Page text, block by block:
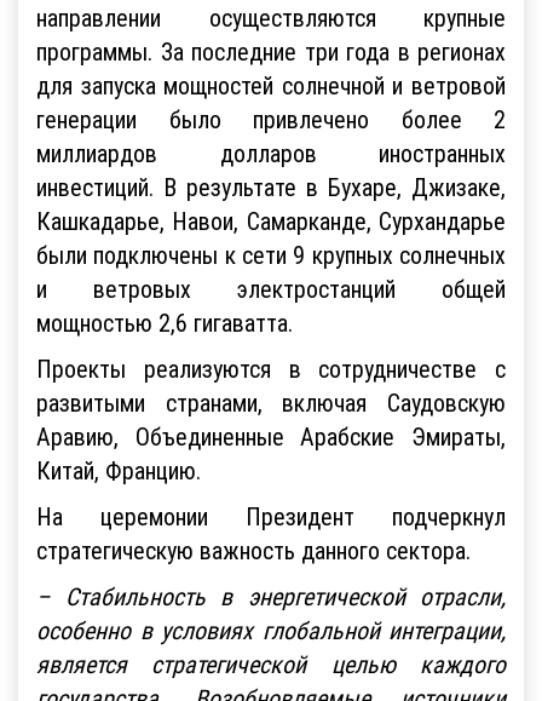
направлении осуществляются крупные
программы. За последние три года в регионах
для запуска мощностей солнечной и ветровой
генерации было привлечено более 2
миллиардов долларов иностранных
инвестиций. В результате в Бухаре, Джизаке,
Кашкадарье, Навои, Самарканде, Сурхандарье
были подключены к сети 9 крупных солнечных
и ветровых электростанций общей
мощностью 2,6 гигаватта.
Проекты реализуются в сотрудничестве с
развитыми странами, включая Саудовскую
Аравию, Объединенные Арабские Эмираты,
Китай, Францию.
На церемонии Президент подчеркнул
стратегическую важность данного сектора.
– Стабильность в энергетической отрасли,
особенно в условиях глобальной интеграции,
является стратегической целью каждого